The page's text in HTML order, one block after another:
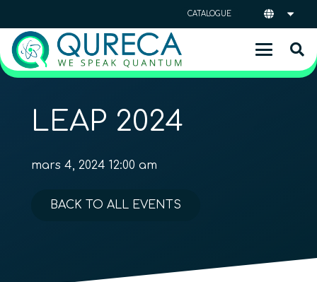
CATALOGUE
LEAP 2024
mars 4, 2024 12:00 am
BACK TO ALL EVENTS